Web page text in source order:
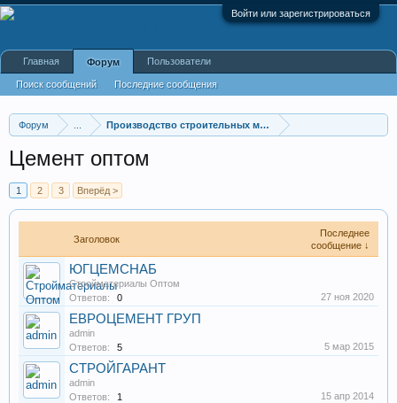
Войти или зарегистрироваться
Форум Производство строительных материалов, оборудования
Цемент оптом
1 2 3 Вперёд >
Заголовок
Последнее
сообщение ↓
ЮГЦЕМСНАБ
Стройматериалы Оптом
Ответов:
0 27 ноя 2020
ЕВРОЦЕМЕНТ ГРУП
admin
Ответов:
5 5 мар 2015
СТРОЙГАРАНТ
admin
Ответов:
1 15 апр 2014
Главная Форум
Поиск сообщений Последние сообщения
Пользователи